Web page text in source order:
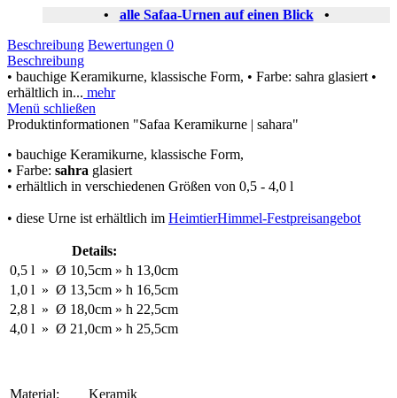
• alle Safaa-Urnen auf einen Blick•
Beschreibung Bewertungen 0
Beschreibung
• bauchige Keramikurne, klassische Form, • Farbe: sahra glasiert •
erhältlich in... mehr
Menü schließen
Produktinformationen "Safaa Keramikurne | sahara"
• bauchige Keramikurne, klassische Form,
• Farbe: sahra glasiert
• erhältlich in verschiedenen Größen von 0,5 - 4,0 l
• diese Urne ist erhältlich im HeimtierHimmel-Festpreisangebot
Details:
0,5 l » Ø 10,5cm » h 13,0cm
1,0 l » Ø 13,5cm » h 16,5cm
2,8 l » Ø 18,0cm » h 22,5cm
4,0 l » Ø 21,0cm » h 25,5cm
Material:
Keramik